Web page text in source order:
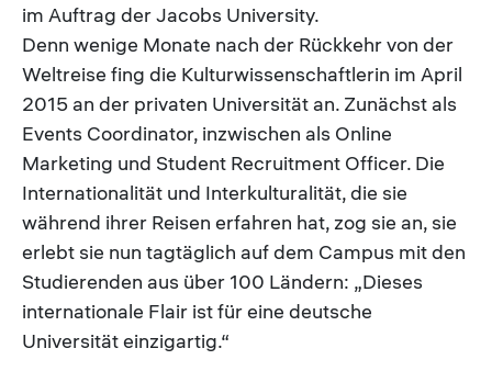
im Auftrag der Jacobs University.
Denn wenige Monate nach der Rückkehr von der
Weltreise fing die Kulturwissenschaftlerin im April
2015 an der privaten Universität an. Zunächst als
Events Coordinator, inzwischen als Online
Marketing und Student Recruitment Officer. Die
Internationalität und Interkulturalität, die sie
während ihrer Reisen erfahren hat, zog sie an, sie
erlebt sie nun tagtäglich auf dem Campus mit den
Studierenden aus über 100 Ländern: „Dieses
internationale Flair ist für eine deutsche
Universität einzigartig.“